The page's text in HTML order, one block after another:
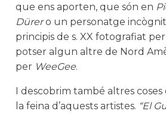
que ens aporten, que són en
Dürero un personatge incògnit
principis de s. XX fotografiat per
potser algun altre de Nord
per WeeGee.
I descobrim també altres
la feina d’aquests artistes. “El